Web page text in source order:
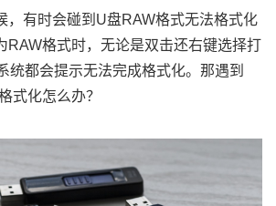
，有时会碰到U盘RAW格式无法格式化
RAW格式时，无论是双击还右键选择打
统都会提示无法完成格式化。那遇到
式化怎么办？